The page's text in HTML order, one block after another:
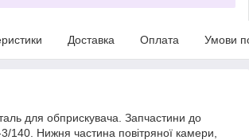
Доставка Оплата Умови
для обприскувача. Запчастини до
140. Нижня частина повітряної камери,